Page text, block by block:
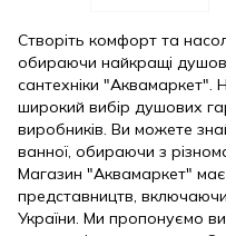
Створіть комфорт та
обираючи найкращі
сантехніки "Аквамаркет".
широкий вибір душових
виробників. Ви можете
ванної, обираючи з
Магазин "Аквамаркет"
представництв, включаючи
України. Ми пропонуємо